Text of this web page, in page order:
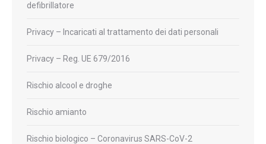
defibrillatore
Privacy – Incaricati al trattamento dei dati personali
Privacy – Reg. UE 679/2016
Rischio alcool e droghe
Rischio amianto
Rischio biologico – Coronavirus SARS-CoV-2